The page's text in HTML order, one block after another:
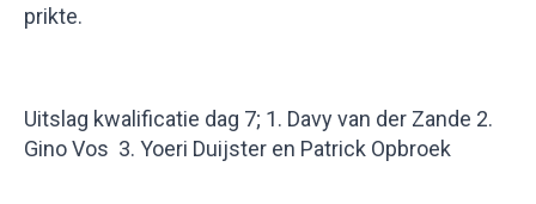
prikte.
Uitslag kwalificatie dag 7; 1. Davy van der Zande 2.
Gino Vos 3. Yoeri Duijster en Patrick Opbroek